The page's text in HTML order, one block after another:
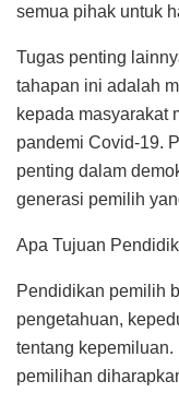
semua pihak untuk
Tugas penting
tahapan ini adalah
kepada masyarakat
pandemi Covid-19.
penting dalam
generasi pemilih
Apa Tujuan
Pendidikan pemilih
pengetahuan,
tentang
pemilihan